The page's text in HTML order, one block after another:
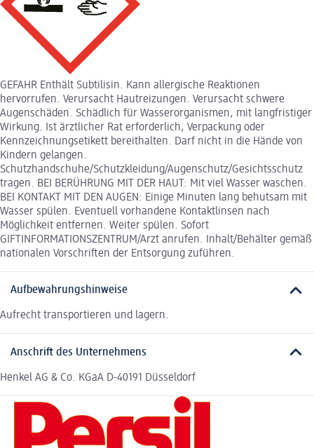
GEFAHR Enthält Subtilisin. Kann allergische Reaktionen
hervorrufen. Verursacht Hautreizungen. Verursacht schwere
Augenschäden. Schädlich für Wasserorganismen, mit langfristiger
Wirkung. Ist ärztlicher Rat erforderlich, Verpackung oder
Kennzeichnungsetikett bereithalten. Darf nicht in die Hände von
Kindern gelangen.
Schutzhandschuhe/Schutzkleidung/Augenschutz/Gesichtsschutz
tragen. BEI BERÜHRUNG MIT DER HAUT: Mit viel Wasser waschen.
BEI KONTAKT MIT DEN AUGEN: Einige Minuten lang behutsam mit
Wasser spülen. Eventuell vorhandene Kontaktlinsen nach
Möglichkeit entfernen. Weiter spülen. Sofort
GIFTINFORMATIONSZENTRUM/Arzt anrufen. Inhalt/Behälter gemäß
nationalen Vorschriften der Entsorgung zuführen.
Aufbewahrungshinweise
Aufrecht transportieren und lagern.
Anschrift des Unternehmens
Henkel AG & Co. KGaA D-40191 Düsseldorf